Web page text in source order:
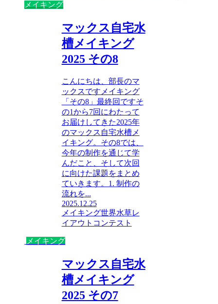
メイキング
マックス自宅水
槽メイキング
2025 その8
こんにちは、部長のマ
ックスですメイキング
「その8」最終回ですそ
の1から7回にわたって
お届けしてきた2025年
のマックス自宅水槽メ
イキング。その8では、
今年の制作を通じて学
んだこと、そして次回
に向けた課題をまとめ
ていきます。1. 制作の
流れを...
2025.12.25
メイキング世界水草レ
イアウトコンテスト
メイキング
マックス自宅水
槽メイキング
2025 その7